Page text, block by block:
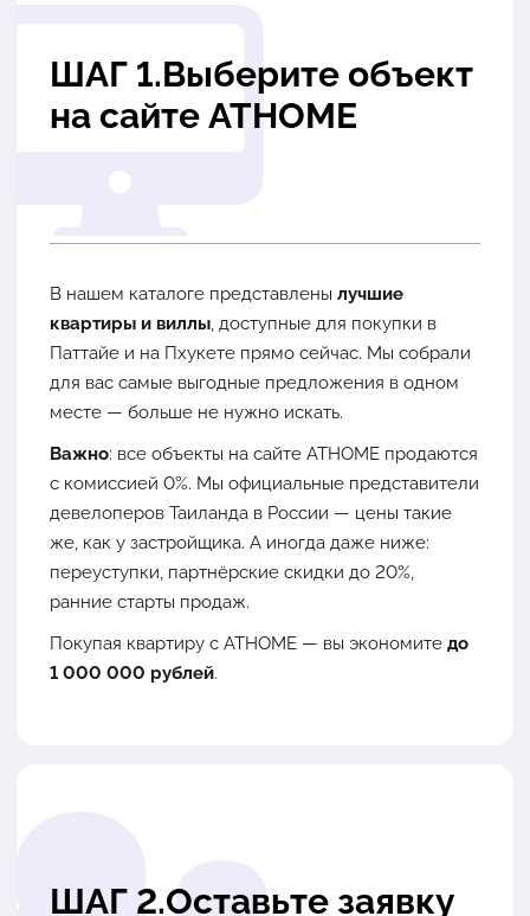
ШАГ 1.Выберите объект
на сайте ATHOME
В нашем каталоге представлены лучшие
квартиры и виллы , доступные для покупки в
Паттайе и на Пхукете прямо сейчас. Мы собрали
для вас самые выгодные предложения в одном
месте — больше не нужно искать.
Важно: все объекты на сайте ATHOME продаются
с комиссией 0%. Мы официальные представители
девелоперов Таиланда в России — цены такие
же, как у застройщика. А иногда даже ниже:
переуступки, партнёрские скидки до 20%,
ранние старты продаж.
Покупая квартиру с ATHOME — вы экономите до
1 000 000 рублей.
ШАГ 2.Оставьте заявку